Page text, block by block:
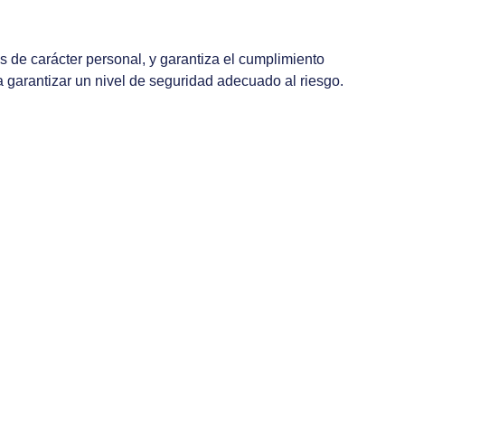
de carácter personal, y garantiza el cumplimiento
un nivel de seguridad adecuado al riesgo.